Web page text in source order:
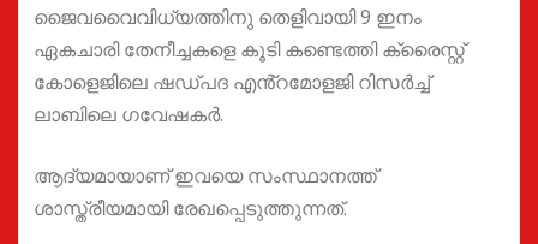
ജൈവവൈവിധ്യത്തിനു തെളിവായി 9 ഇനം
ഏകചാരി തേനീച്ചകളെ കൂടി കണ്ടെത്തി ക്രൈസ്റ്റ്
കോളെജിലെ ഷഡ്‌പദ എൻ്റമോളജി റിസർച്ച്
ലാബിലെ ഗവേഷകർ.
ആദ്യമായാണ് ഇവയെ സംസ്ഥാനത്ത്
ശാസ്ത്രീയമായി രേഖപ്പെടുത്തുന്നത്.